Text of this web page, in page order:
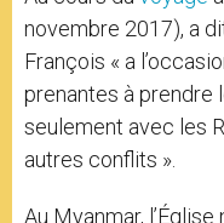
novembre 2017), a
François « a
prenantes à prendre
seulement avec les
autres conflits ».
Au Myanmar, l’Église